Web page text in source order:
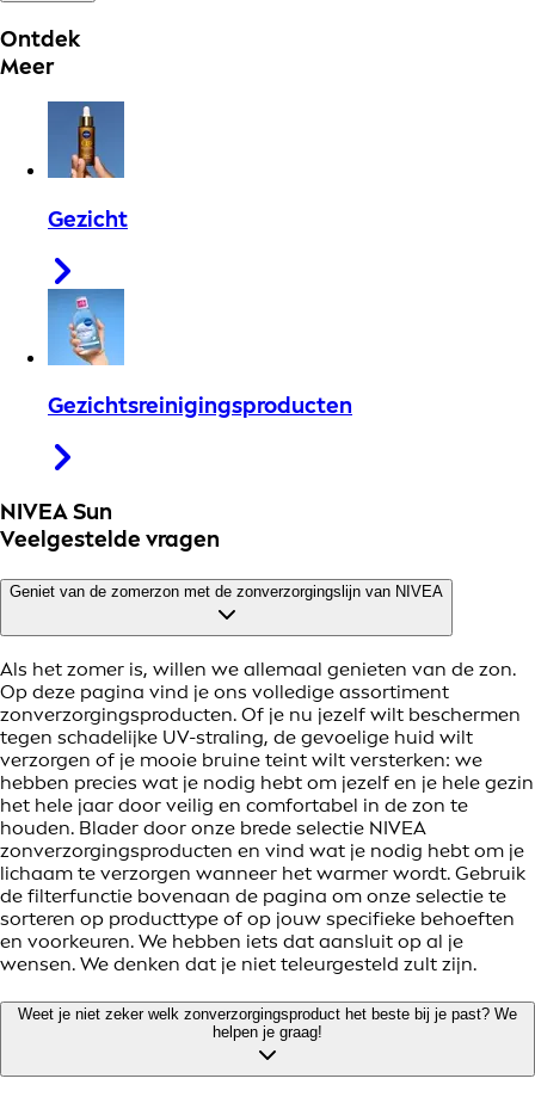
Ontdek
Meer
Gezicht
Gezichtsreinigingsproducten
NIVEA Sun
Veelgestelde vragen
Geniet van de zomerzon met de zonverzorgingslijn van NIVEA
Als het zomer is, willen we allemaal genieten van de zon.
Op deze pagina vind je ons volledige assortiment
zonverzorgingsproducten. Of je nu jezelf wilt beschermen
tegen schadelijke UV-straling, de gevoelige huid wilt
verzorgen of je mooie bruine teint wilt versterken: we
hebben precies wat je nodig hebt om jezelf en je hele gezin
het hele jaar door veilig en comfortabel in de zon te
houden. Blader door onze brede selectie NIVEA
zonverzorgingsproducten en vind wat je nodig hebt om je
lichaam te verzorgen wanneer het warmer wordt. Gebruik
de filterfunctie bovenaan de pagina om onze selectie te
sorteren op producttype of op jouw specifieke behoeften
en voorkeuren. We hebben iets dat aansluit op al je
wensen. We denken dat je niet teleurgesteld zult zijn.
Weet je niet zeker welk zonverzorgingsproduct het beste bij je past? We
helpen je graag!